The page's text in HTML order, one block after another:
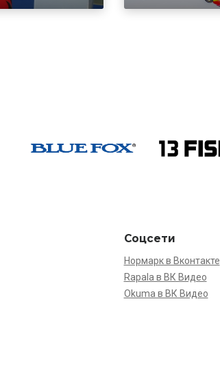
Соцсети
Нормарк в Вконтакте
Rapala в ВК Видео
Okuma в ВК Видео